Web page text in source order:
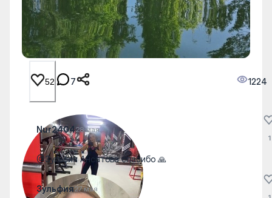
52 7 1224
Nur240428 мая
@Зульфия Ансатова спасибо 🙏
1
Зульфия27 мая